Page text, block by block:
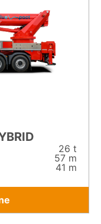
26 t
57 m
41 m